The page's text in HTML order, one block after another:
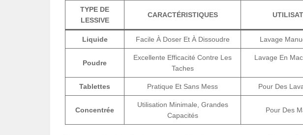
TYPE DE
LESSIVE
CARACTÉRISTIQUES
Liquide Facile À Doser Et À Dissoudre Lavage
Poudre
Excellente Efficacité Contre Les
Taches
Lavage En
Tablettes Pratique Et Sans Mess Pour Des
Concentrée
Utilisation Minimale, Grandes
Capacités
Pour Des